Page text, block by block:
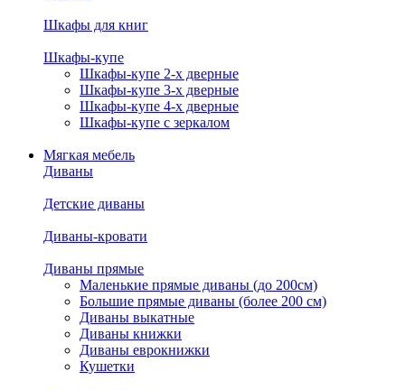
Шкафы для книг
Шкафы-купе
Шкафы-купе 2-х дверные
Шкафы-купе 3-х дверные
Шкафы-купе 4-х дверные
Шкафы-купе с зеркалом
Мягкая мебель
Диваны
Детские диваны
Диваны-кровати
Диваны прямые
Маленькие прямые диваны (до 200см)
Большие прямые диваны (более 200 см)
Диваны выкатные
Диваны книжки
Диваны еврокнижки
Кушетки